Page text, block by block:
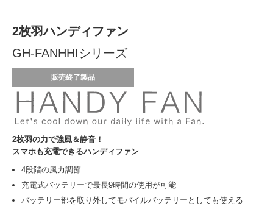
2枚羽ハンディファン
GH-FANHHIシリーズ
販売終了製品
2枚羽の力で強風＆静音！
スマホも充電できるハンディファン
4段階の風力調節
充電式バッテリーで最長9時間の使用が可能
バッテリー部を取り外してモバイルバッテリーとしても使える